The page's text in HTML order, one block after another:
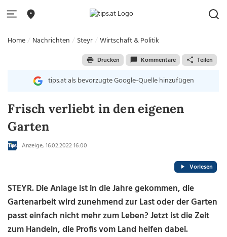
Home Nachrichten Steyr Wirtschaft & Politik
Drucken Kommentare Teilen
tips.at als bevorzugte Google-Quelle hinzufügen
Frisch verliebt in den eigenen
Garten
Anzeige, 16.02.2022 16:00
Vorlesen
STEYR. Die Anlage ist in die Jahre gekommen, die
Gartenarbeit wird zunehmend zur Last oder der Garten
passt einfach nicht mehr zum Leben? Jetzt ist die Zeit
zum Handeln, die Profis vom Land helfen dabei.